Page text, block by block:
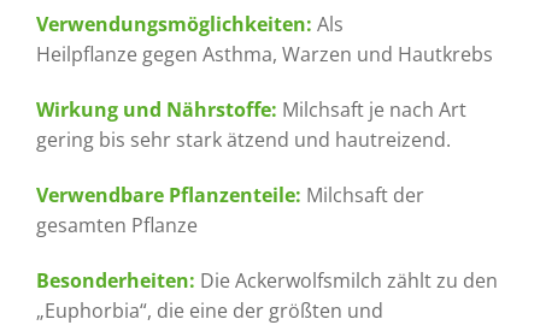
Verwendungsmöglichkeiten: Als
Heilpflanze gegen Asthma, Warzen und Hautkrebs
Wirkung und Nährstoffe: Milchsaft je nach Art
gering bis sehr stark ätzend und hautreizend.
Verwendbare Pflanzenteile: Milchsaft der
gesamten Pflanze
Besonderheiten: Die Ackerwolfsmilch zählt zu den
„Euphorbia“, die eine der größten und